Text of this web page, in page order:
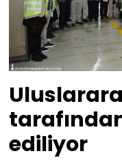
ediliyor